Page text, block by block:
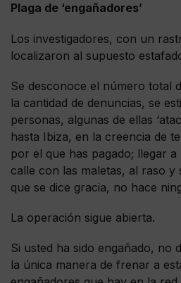
Plaga de ‘engañadores’
Los investigadores, con un
localizaron al supuesto
Se desconoce el número total
la cantidad de denuncias, se
personas, algunas de ellas
hasta Ibiza, en la creencia de
por el que has pagado; llegar
calle con las maletas, al raso y
que se dice gracia, no hace
La operación sigue abierta.
Si usted ha sido engañado, no
la única manera de frenar a